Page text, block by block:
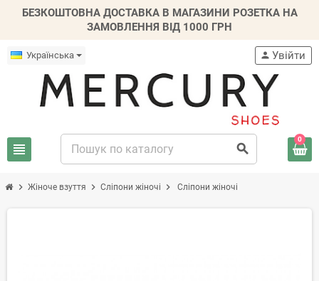
БЕЗКОШТОВНА ДОСТАВКА В МАГАЗИНИ РОЗЕТКА НА
ЗАМОВЛЕННЯ ВІД 1000 ГРН
Українська
view_headline search
person Увійти
0
chevron_right Жіноче взуття chevron_right Сліпони жіночі chevron_right Сліпони жіночі